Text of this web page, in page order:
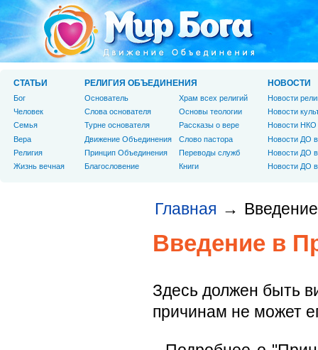
Главная →
Введение в
Здесь должен быть
причинам не может
СТАТЬИ
Бог
Человек
Cемья
Вера
Религия
Жизнь вечная
РЕЛИГИЯ ОБЪЕДИНЕНИЯ
Основатель
Слова основателя
Турне основателя
Движение Объединения
Принцип Объединения
Благословение
Храм всех религий
Основы теологии
Рассказы о вере
Слово пастора
Переводы служб
Книги
НОВОСТИ
Новости
Новости
Новости НКО
Новости ДО
Новости ДО
Новости ДО